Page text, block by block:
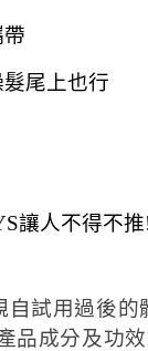
尾上也行
讓人不得不
自試用過後的
品成分及功